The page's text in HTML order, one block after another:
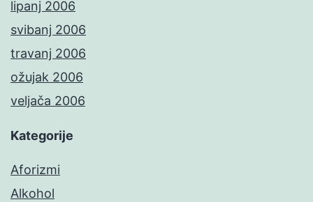
lipanj 2006
svibanj 2006
travanj 2006
ožujak 2006
veljača 2006
Kategorije
Aforizmi
Alkohol